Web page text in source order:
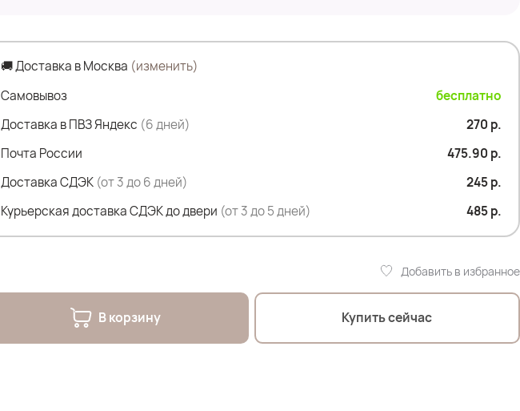
🚚 Доставка в Москва (изменить)
Самовывоз
бесплатно
Доставка в ПВЗ Яндекс (6 дней)
270 р.
Почта России
475.90 р.
Доставка СДЭК (от 3 до 6 дней)
245 р.
Курьерская доставка СДЭК до двери (от 3 до 5 дней) 485 р.
Добавить в избранное
В корзину Купить сейчас